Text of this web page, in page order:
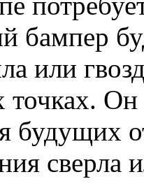
бампер
или
точках.
будущих
сверла